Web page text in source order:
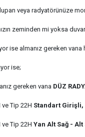
veya radyatörünüze
zeminden mi yoksa
ise almanız gereken
ise;
gereken vana DÜZ
ve Tip 22H Standart Girişli,
ve Tip 22HYan Alt Sağ -